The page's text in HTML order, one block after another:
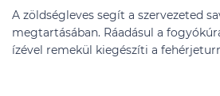
A zöldségleves segít a szervezeted
megtartásában. Ráadásul a
ízével remekül kiegészíti a